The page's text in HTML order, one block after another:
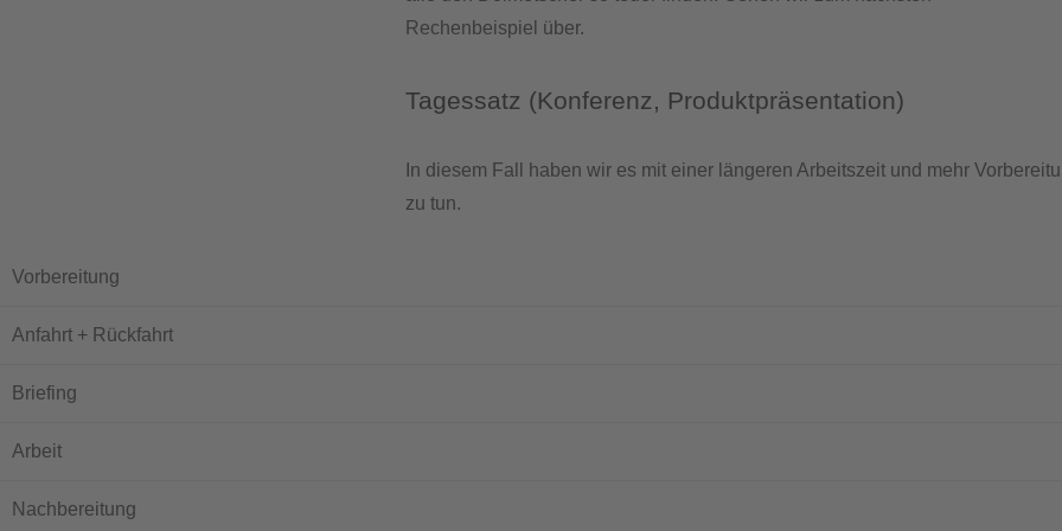
Rechenbeispiel über.
Tagessatz (Konferenz, Produktpräsentation)
In diesem Fall haben wir es mit einer längeren Arbeitszeit und mehr
zu tun.
Vorbereitung
Anfahrt + Rückfahrt
Briefing
Arbeit
Nachbereitung